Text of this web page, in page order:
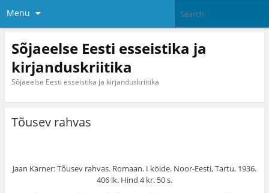
Menu
Sõjaeelse Eesti esseistika ja
kirjanduskriitika
Sõjaeelse Eesti esseistika ja kirjanduskriitika
Tõusev rahvas
Jaan Kärner: Tõusev rahvas. Romaan. I köide. Noor-Eesti, Tartu, 1936.
406 lk. Hind 4 kr. 50 s.